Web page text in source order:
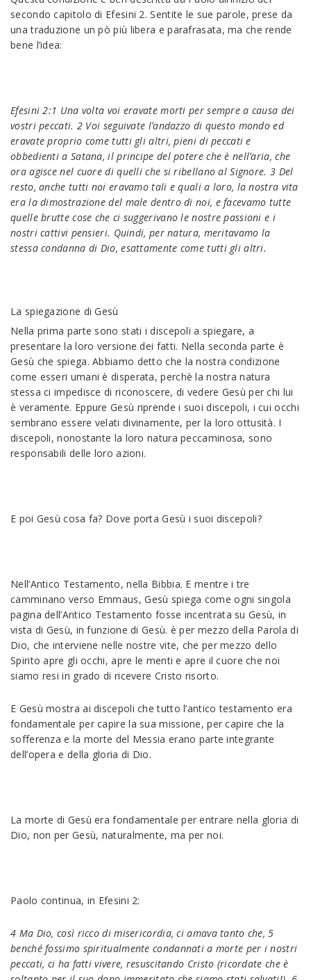
secondo capitolo di Efesini 2. Sentite le sue parole, prese da
una traduzione un pò più libera e parafrasata, ma che rende
bene l’idea:
Efesini 2:1 Una volta voi eravate morti per sempre a causa dei
vostri peccati. 2 Voi seguivate lʼandazzo di questo mondo ed
eravate proprio come tutti gli altri, pieni di peccati e
obbedienti a Satana, il principe del potere che è nellʼaria, che
ora agisce nel cuore di quelli che si ribellano al Signore. 3 Del
resto, anche tutti noi eravamo tali e quali a loro, la nostra vita
era la dimostrazione del male dentro di noi, e facevamo tutte
quelle brutte cose che ci suggerivano le nostre passioni e i
nostri cattivi pensieri. Quindi, per natura, meritavamo la
stessa condanna di Dio, esattamente come tutti gli altri.
La spiegazione di Gesù
Nella prima parte sono stati i discepoli a spiegare, a
presentare la loro versione dei fatti. Nella seconda parte è
Gesù che spiega. Abbiamo detto che la nostra condizione
come esseri umani è disperata, perchè la nostra natura
stessa ci impedisce di riconoscere, di vedere Gesù per chi lui
è veramente. Eppure Gesù riprende i suoi discepoli, i cui occhi
sembrano essere velati divinamente, per la loro ottusità. I
discepoli, nonostante la loro natura peccaminosa, sono
responsabili delle loro azioni.
E poi Gesù cosa fa? Dove porta Gesù i suoi discepoli?
Nell’Antico Testamento, nella Bibbia. E mentre i tre
camminano verso Emmaus, Gesù spiega come ogni singola
pagina dell’Antico Testamento fosse incentrata su Gesù, in
vista di Gesù, in funzione di Gesù. è per mezzo della Parola di
Dio, che interviene nelle nostre vite, che per mezzo dello
Spirito apre gli occhi, apre le menti e apre il cuore che noi
siamo resi in grado di ricevere Cristo risorto.
E Gesù mostra ai discepoli che tutto l’antico testamento era
fondamentale per capire la sua missione, per capire che la
sofferenza e la morte del Messia erano parte integrante
dell’opera e della gloria di Dio.
La morte di Gesù era fondamentale per entrare nella gloria di
Dio, non per Gesù, naturalmente, ma per noi.
Paolo continua, in Efesini 2:
4 Ma Dio, così ricco di misericordia, ci amava tanto che, 5
benché fossimo spiritualmente condannati a morte per i nostri
peccati, ci ha fatti vivere, resuscitando Cristo (ricordate che è